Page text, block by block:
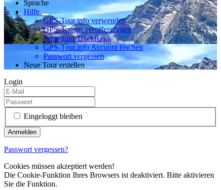
Sprache
Hilfe
GPS-Tour.info verwenden
GPS-Touren veröffentlichen
Infos zum TrackRank
GPS-Tour.info Account löschen
Passwort vergessen
Neue Tour erstellen
Login
Eingeloggt bleiben
Passwort vergessen?
Cookies müssen akzeptiert werden!
Die Cookie-Funktion Ihres Browsers ist deaktiviert. Bitte aktivieren
Sie die Funktion.